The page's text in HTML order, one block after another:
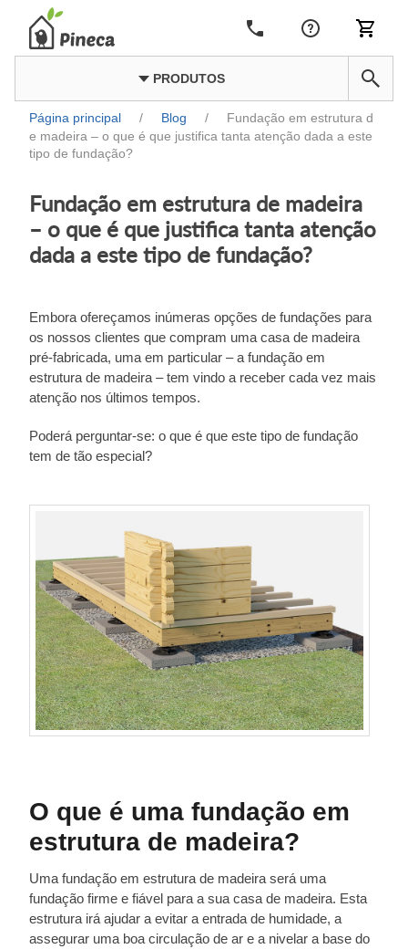
PRODUTOS
Página principal / Blog /
Fundação em estrutura d
e madeira – o que é que justifica tanta atenção dada a este
tipo de fundação?
Fundação em estrutura de madeira
– o que é que justifica tanta atenção
dada a este tipo de fundação?
Embora ofereçamos inúmeras opções de fundações para
os nossos clientes que compram uma casa de madeira
pré-fabricada, uma em particular – a fundação em
estrutura de madeira – tem vindo a receber cada vez mais
atenção nos últimos tempos.
Poderá perguntar-se: o que é que este tipo de fundação
tem de tão especial?
O que é uma fundação em
estrutura de madeira?
Uma fundação em estrutura de madeira será uma
fundação firme e fiável para a sua casa de madeira. Esta
estrutura irá ajudar a evitar a entrada de humidade, a
assegurar uma boa circulação de ar e a nivelar a base do